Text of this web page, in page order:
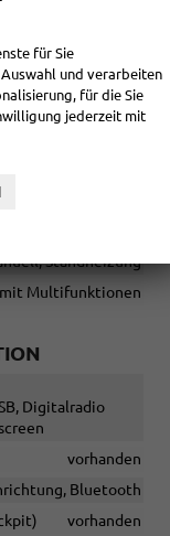
Sommerreifen,
Sie bitte
Standheizung
Multifunktionen
Digitalradio
vorhanden
Bluetooth
vorhanden
für Sie
und verarbeiten
für die Sie
jederzeit mit